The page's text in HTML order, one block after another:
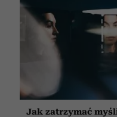
Jak zatrzymać